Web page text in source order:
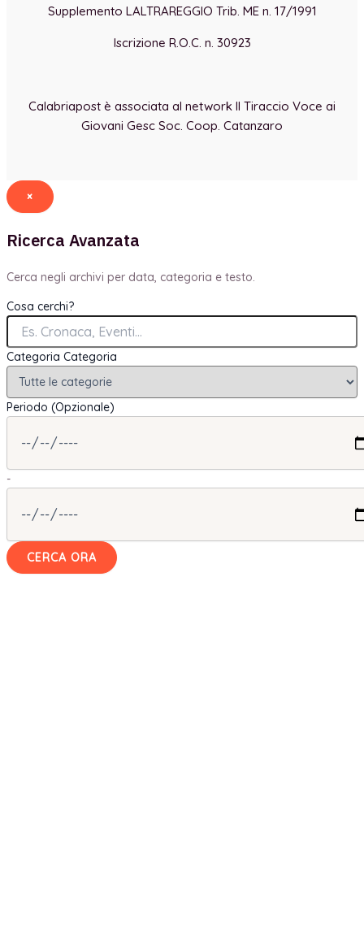
Supplemento LALTRAREGGIO Trib. ME n. 17/1991
Iscrizione R.O.C. n. 30923
Calabriapost è associata al network Il Tiraccio Voce ai
Giovani Gesc Soc. Coop. Catanzaro
×
Ricerca Avanzata
Cerca negli archivi per data, categoria e testo.
Cosa cerchi?
Categoria Categoria
Periodo (Opzionale)
-
CERCA ORA